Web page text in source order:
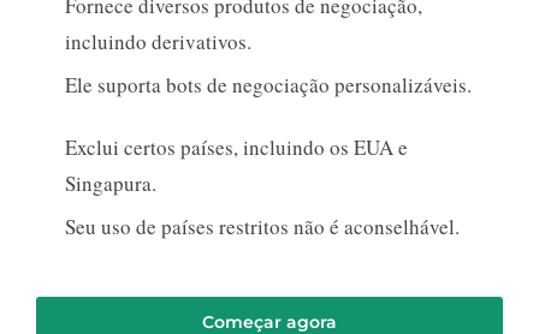
incluindo derivativos.
Ele suporta bots de negociação personalizáveis.
Exclui certos países, incluindo os EUA e
Singapura.
Seu uso de países restritos não é aconselhável.
Começar agora